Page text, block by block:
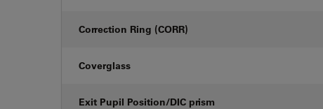
Correction Ring (CORR)
Coverglass
Exit Pupil Position/DIC prism